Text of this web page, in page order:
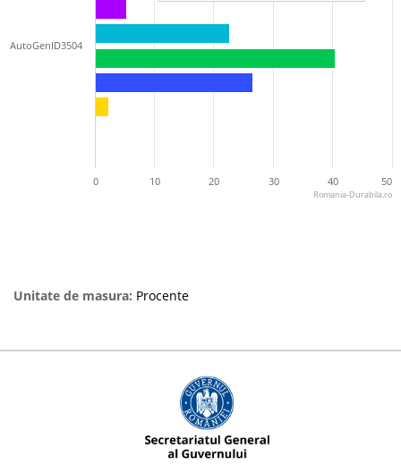
AutoGenID3504
0 10 20 30 40 50
Romania-Durabila.ro
Unitate de masura: Procente